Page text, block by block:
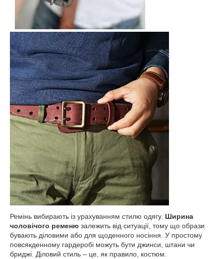
Ремінь вибирають із урахуванням стилю одягу. Ширина
чоловічого ременю залежить від ситуації, тому що образи
бувають діловими або для щоденного носіння. У простому
повсякденному гардеробі можуть бути джинси, штани чи
бриджі. Діловий стиль – це, як правило, костюм.